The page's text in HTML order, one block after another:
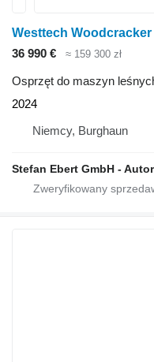
36 990 € ≈ 159 300 zł
Osprzęt do maszyn
2024
Niemcy, Burghaun